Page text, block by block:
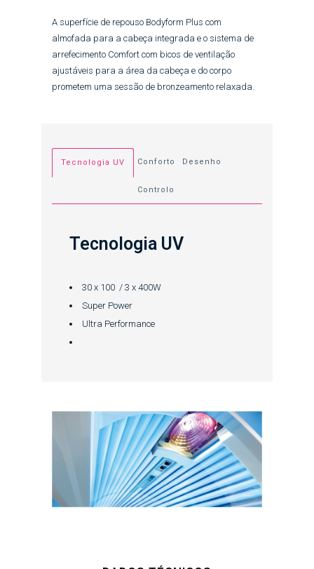
A superfície de repouso Bodyform Plus com
almofada para a cabeça integrada e o sistema de
arrefecimento Comfort com bicos de ventilação
ajustáveis para a área da cabeça e do corpo
prometem uma sessão de bronzeamento relaxada.
Tecnologia UV Conforto Desenho
Controlo
Tecnologia UV
30 x 100 / 3 x 400W
Super Power
Ultra Performance